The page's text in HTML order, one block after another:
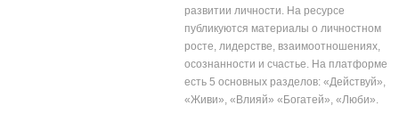
развитии личности. На ресурсе
публикуются материалы о личностном
росте, лидерстве, взаимоотношениях,
осознанности и счастье. На платформе
есть 5 основных разделов: «Действуй»,
«Живи», «Влияй» «Богатей», «Люби».